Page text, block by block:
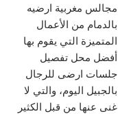
مجالس مغربية ارضيه
بالدمام من الأعمال
المتميزة التي يقوم بها
أفضل محل تفصيل
جلسات ارضى للرجال
بالجبيل اليوم، والتي لا
غنى عنها من قبل الكثير